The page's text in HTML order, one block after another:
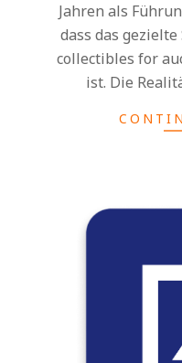
Jahren als
dass das
collectibles for
ist. Die